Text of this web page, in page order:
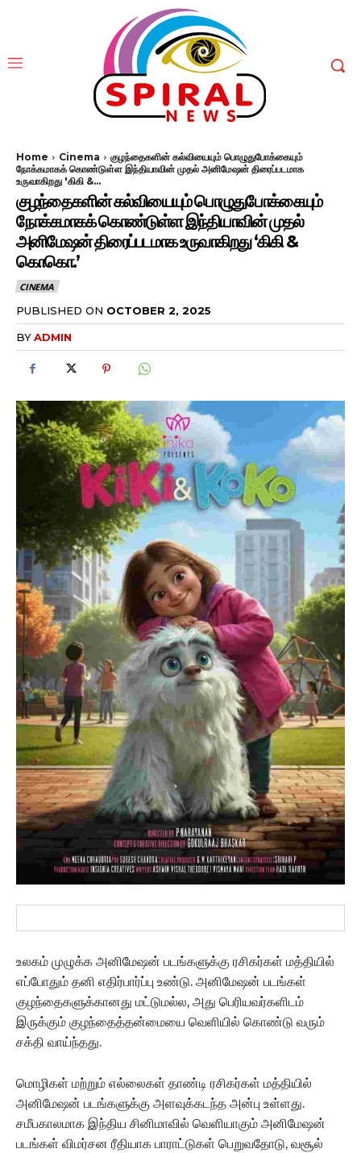
Home Cinema
குழந்தைகளின் கல்வியையும் பொழுதுபோக்கையும்
நோக்கமாகக் கொண்டுள்ள இந்தியாவின் முதல் அனிமேஷன் திரைப்படமாக
உருவாகிறது 'கிகி &...
குழந்தைகளின் கல்வியையும் பொழுதுபோக்கையும்
நோக்கமாகக் கொண்டுள்ள இந்தியாவின் முதல்
அனிமேஷன் திரைப்படமாக உருவாகிறது ‘கிகி &
கொகொ.’
CINEMA
PUBLISHED ON OCTOBER 2, 2025
BYADMIN
உலகம் முழுக்க அனிமேஷன் படங்களுக்கு ரசிகர்கள் மத்தியில்
எப்போதும் தனி எதிர்பார்ப்பு உண்டு. அனிமேஷன் படங்கள்
குழந்தைகளுக்கானது மட்டுமல்ல, அது பெரியவர்களிடம்
இருக்கும் குழந்தைத்தன்மையை வெளியில் கொண்டு வரும்
சக்தி வாய்ந்தது.
மொழிகள் மற்றும் எல்லைகள் தாண்டி ரசிகர்கள் மத்தியில்
அனிமேஷன் படங்களுக்கு அளவுக்கடந்த அன்பு உள்ளது.
சமீபகாலமாக இந்திய சினிமாவில் வெளியாகும் அனிமேஷன்
படங்கள் விமர்சன ரீதியாக பாராட்டுகள் பெறுவதோடு, வசூல்